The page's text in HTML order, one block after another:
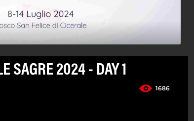
SAGRE 2024 - DAY 1
1686